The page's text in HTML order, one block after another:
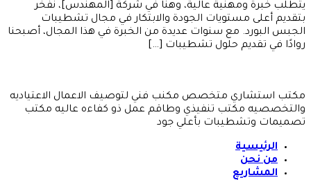
يتطلب خبرة ومهنية عالية، وهنا في شركة [المهندس]، نفخر
بتقديم أعلى مستويات الجودة والابتكار في مجال تشطيبات
الجبس البورد. مع سنوات عديدة من الخبرة في هذا المجال، أصبحنا
روادًا في تقديم حلول تشطيبات […]
مكتب استشاري متخصص مكنب فني لتوصيف الاعمال الاعتياديه
والتخصصيه مكتب تنفيذي وطاقم عمل ذو كفاءه عاليه مكتب
تصميمات وتشطيبات بأعلي جود
الرئيسية
من نحن
المشاريع